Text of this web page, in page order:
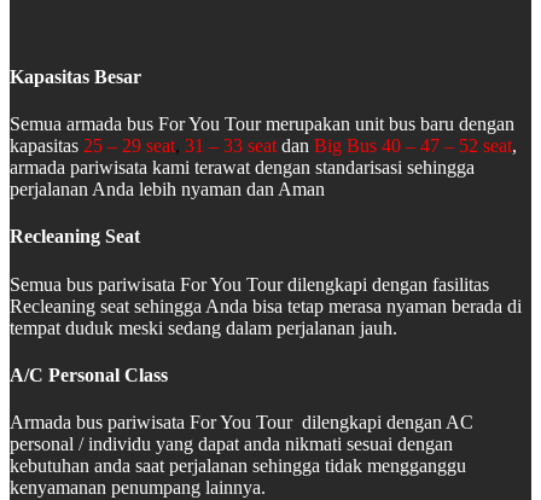
Kapasitas Besar
Semua armada bus For You Tour merupakan unit bus baru dengan
kapasitas 25 – 29 seat, 31 – 33 seat dan Big Bus 40 – 47 – 52 seat,
armada pariwisata kami terawat dengan standarisasi sehingga
perjalanan Anda lebih nyaman dan Aman
Recleaning Seat
Semua bus pariwisata For You Tour dilengkapi dengan fasilitas
Recleaning seat sehingga Anda bisa tetap merasa nyaman berada di
tempat duduk meski sedang dalam perjalanan jauh.
A/C Personal Class
Armada bus pariwisata For You Tour dilengkapi dengan AC
personal / individu yang dapat anda nikmati sesuai dengan
kebutuhan anda saat perjalanan sehingga tidak mengganggu
kenyamanan penumpang lainnya.